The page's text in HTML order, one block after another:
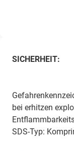
SICHERHEIT:
bei erhitzen
SDS-Typ: